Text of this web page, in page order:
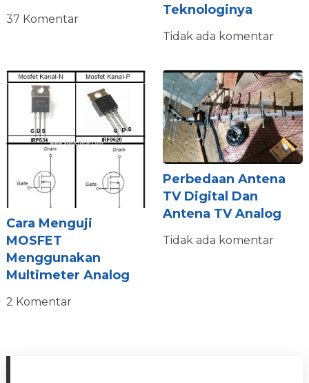
37 Komentar
Teknologinya
Tidak ada komentar
Cara Menguji
MOSFET
Menggunakan
Multimeter Analog
2 Komentar
Perbedaan Antena
TV Digital Dan
Antena TV Analog
Tidak ada komentar